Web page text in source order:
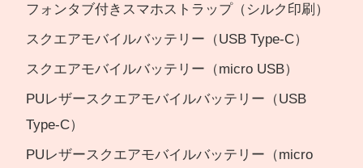
フォンタブ付きスマホストラップ（シルク印刷）
スクエアモバイルバッテリー（USB Type-C）
スクエアモバイルバッテリー（micro USB）
PUレザースクエアモバイルバッテリー（USB
Type-C）
PUレザースクエアモバイルバッテリー（micro